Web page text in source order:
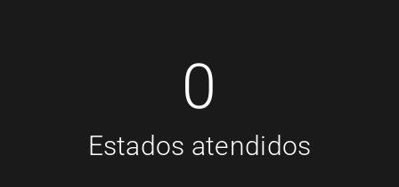
0
Estados atendidos